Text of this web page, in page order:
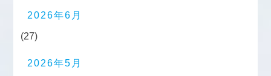
2026年6月
(27)
2026年5月